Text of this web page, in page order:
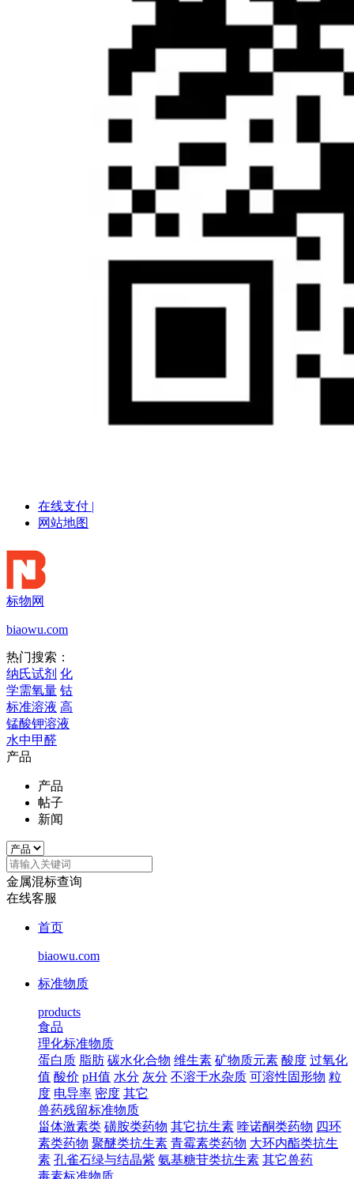
在线支付 |
网站地图
标物网
biaowu.com
热门搜索：
纳氏试剂 化
学需氧量 钴
标准溶液 高
锰酸钾溶液
水中甲醛
产品
产品
帖子
新闻
金属混标查询
在线客服
首页
biaowu.com
标准物质
products
食品
理化标准物质
蛋白质 脂肪 碳水化合物 维生素 矿物质元素 酸度 过氧化
值 酸价 pH值 水分 灰分 不溶于水杂质 可溶性固形物 粒
度 电导率 密度 其它
兽药残留标准物质
甾体激素类 磺胺类药物 其它抗生素 喹诺酮类药物 四环
素类药物 聚醚类抗生素 青霉素类药物 大环内酯类抗生
素 孔雀石绿与结晶紫 氨基糖苷类抗生素 其它兽药
毒素标准物质